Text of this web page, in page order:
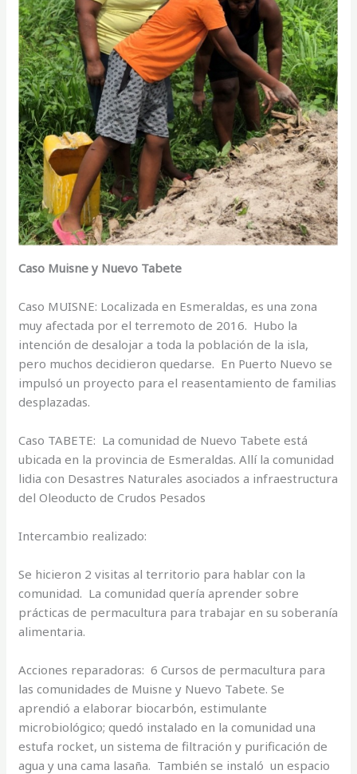
Caso Muisne y Nuevo Tabete
Caso MUISNE: Localizada en Esmeraldas, es una zona
muy afectada por el terremoto de 2016. Hubo la
intención de desalojar a toda la población de la isla,
pero muchos decidieron quedarse. En Puerto Nuevo se
impulsó un proyecto para el reasentamiento de familias
desplazadas.
Caso TABETE: La comunidad de Nuevo Tabete está
ubicada en la provincia de Esmeraldas. Allí la comunidad
lidia con Desastres Naturales asociados a infraestructura
del Oleoducto de Crudos Pesados
Intercambio realizado:
Se hicieron 2 visitas al territorio para hablar con la
comunidad. La comunidad quería aprender sobre
prácticas de permacultura para trabajar en su soberanía
alimentaria.
Acciones reparadoras: 6 Cursos de permacultura para
las comunidades de Muisne y Nuevo Tabete. Se
aprendió a elaborar biocarbón, estimulante
microbiológico; quedó instalado en la comunidad una
estufa rocket, un sistema de filtración y purificación de
agua y una cama lasaña. También se instaló un espacio